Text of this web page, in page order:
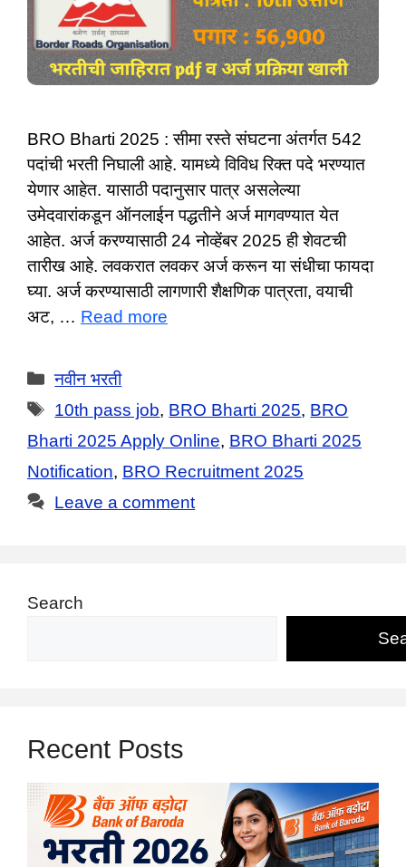
BRO Bharti 2025 : सीमा रस्ते संघटना अंतर्गत 542
पदांची भरती निघाली आहे. यामध्ये विविध रिक्त पदे भरण्यात
येणार आहेत. यासाठी पदानुसार पात्र असलेल्या
उमेदवारांकडून ऑनलाईन पद्धतीने अर्ज मागवण्यात येत
आहेत. अर्ज करण्यासाठी 24 नोव्हेंबर 2025 ही शेवटची
तारीख आहे. लवकरात लवकर अर्ज करून या संधीचा फायदा
घ्या. अर्ज करण्यासाठी लागणारी शैक्षणिक पात्रता, वयाची
अट, … Read more
Categories
नवीन भरती
Tags
10th pass job, BRO Bharti 2025, BRO
Bharti 2025 Apply Online, BRO Bharti 2025
Notification, BRO Recruitment 2025
Leave a comment
Search
Recent Posts